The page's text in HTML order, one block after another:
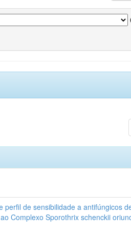
de sensibilidade a antifúngicos
Complexo Sporothrix schenckii